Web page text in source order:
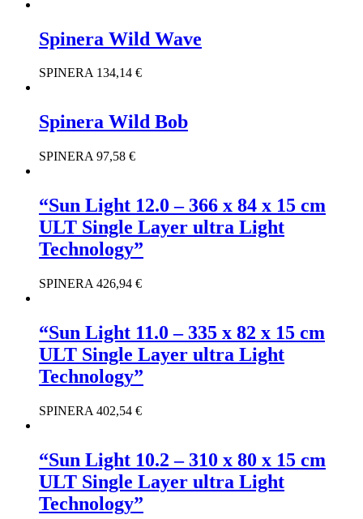
Spinera Wild Wave
SPINERA 134,14 €
Spinera Wild Bob
SPINERA 97,58 €
“Sun Light 12.0 – 366 x 84 x 15 cm
ULT Single Layer ultra Light
Technology”
SPINERA 426,94 €
“Sun Light 11.0 – 335 x 82 x 15 cm
ULT Single Layer ultra Light
Technology”
SPINERA 402,54 €
“Sun Light 10.2 – 310 x 80 x 15 cm
ULT Single Layer ultra Light
Technology”